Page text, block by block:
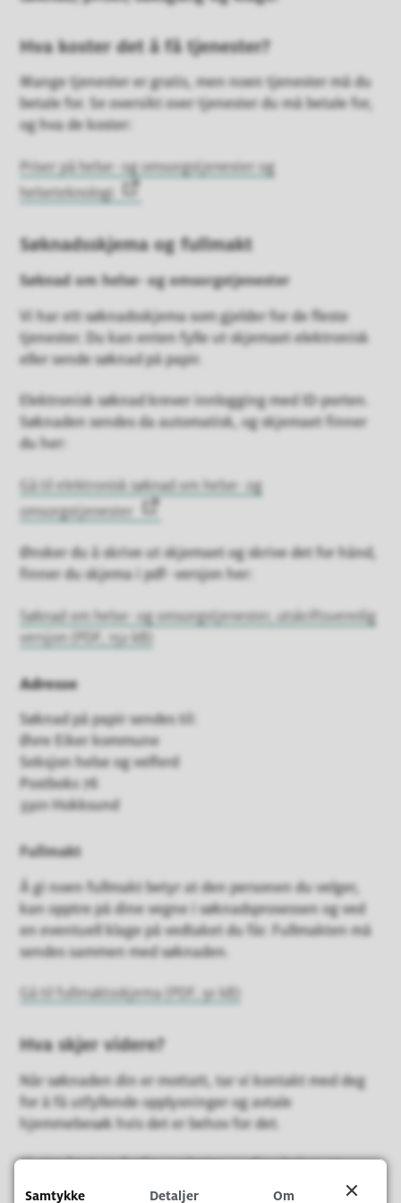
Hva koster det å få tjenester?
Mange tjenester er gratis, men noen tjenester må du
betale for. Se oversikt over tjenester du må betale for,
og hva de koster:
Priser på helse- og omsorgstjenester og
helseteknologi
Søknadsskjema og fullmakt
Søknad om helse- og omsorgstjenester
Vi har ett søknadsskjema som gjelder for de fleste
tjenester. Du kan enten fylle ut skjemaet elektronisk
eller sende søknad på papir.
Elektronisk søknad krever innlogging med ID-porten.
Søknaden sendes da automatisk, og skjemaet finner
du her:
Gå til elektronisk søknad om helse- og
omsorgstjenester
Ønsker du å skrive ut skjemaet og skrive det for hånd,
finner du skjema i pdf- versjon her:
Søknad om helse- og omsorgstjenester, utskriftsvennlig
versjon
(PDF, 152 kB)
Adresse
Søknad på papir sendes til:
Øvre Eiker kommune
Seksjon helse og velferd
Postboks 76
3301 Hokksund
Fullmakt
Å gi noen fullmakt betyr at den personen du velger,
kan opptre på dine vegne i søknadsprosessen og ved
en eventuell klage på vedtaket du får. Fullmakten må
sendes sammen med søknaden.
Gå til fullmaktsskjema (PDF, 91 kB)
Hva skjer videre?
Når søknaden din er mottatt, tar vi kontakt med deg
for å få utfyllende opplysninger og avtale
hjemmebesøk hvis det er behov for det.
Vi gjør først en faglig vurdering av dine behov og
ressurser. Deretter avgjør vi om du har rett til helse- og
Samtykke Detaljer Om